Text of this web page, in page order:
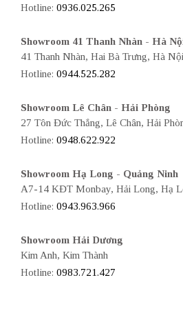
Hotline: 0936.025.265
Showroom 41 Thanh Nhàn - Hà
41 Thanh Nhàn, Hai Bà Trưng, Hà Nội
Hotline: 0944.525.282
Showroom Lê Chân - Hải Phòng
27 Tôn Đức Thắng, Lê Chân, Hải
Hotline: 0948.622.922
Showroom Hạ Long - Quảng Ninh
A7-14 KĐT Monbay, Hải Long, Hạ
Hotline: 0943.963.966
Showroom Hải Dương
Kim Anh, Kim Thành
Hotline: 0983.721.427